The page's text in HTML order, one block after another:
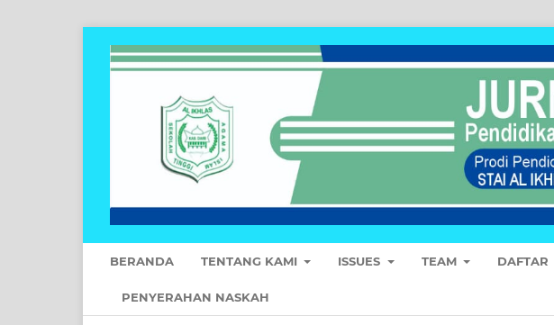
BERANDA TENTANG KAMI ISSUES TEAM DAFTAR
PENYERAHAN NASKAH